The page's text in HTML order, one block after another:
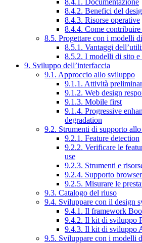
8.4.1. Documentazione
8.4.2. Benefici del
8.4.3. Risorse operative
8.4.4. Come
8.5. Progettare con i modelli
8.5.1. Vantaggi
8.5.2. I modelli di sito
9. Sviluppo dell’interfaccia
9.1. Approccio allo sviluppo
9.1.1. Attività
9.1.2. Web design
9.1.3. Mobile first
9.1.4. Progressive
degradation
9.2. Strumenti di supporto
9.2.1. Feature detection
9.2.2. Verificare le
use
9.2.3. Strumenti e
9.2.4. Supporto browser
9.2.5. Misurare le
9.3. Catalogo del riuso
9.4. Sviluppare con il design
9.4.1. Il framework
9.4.2. Il kit di sviluppo
9.4.3. Il kit di sviluppo
9.5. Sviluppare con i modelli